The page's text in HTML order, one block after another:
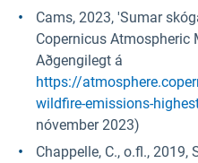
Cams, 2023, 'Sumar
Copernicus Atmospheric
Aðgengilegt á
https://
wildfire-emissions-
nóvember 2023)
Chappelle, C., o.fl.,